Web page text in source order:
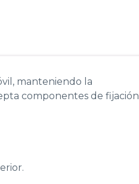
manteniendo la
componentes de fijación